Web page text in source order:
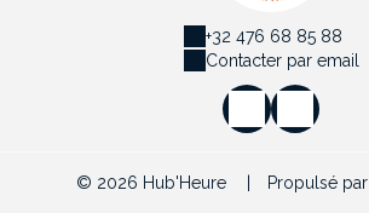
+32 476 68 85 88
Contacter par email
© 2026 Hub'Heure Propulsé par